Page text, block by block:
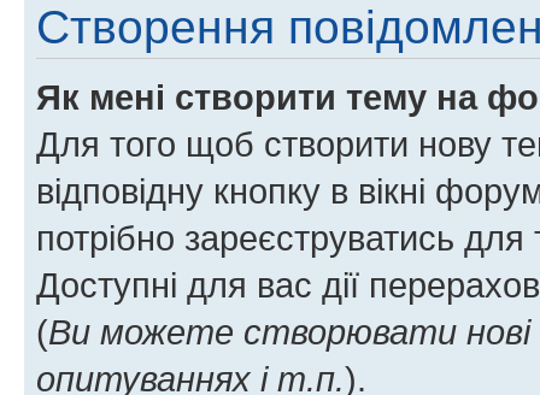
Створення
Як мені створити тему на
Для того щоб створити нову
відповідну кнопку в вікні
потрібно зареєструватись
Доступні для вас дії
(Ви можете створювати
опитуваннях і т.п.).